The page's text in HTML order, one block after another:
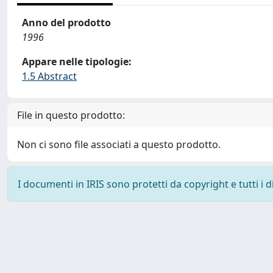
Anno del prodotto
1996
Appare nelle tipologie:
1.5 Abstract
File in questo prodotto:
Non ci sono file associati a questo prodotto.
I documenti in IRIS sono protetti da copyright e tutti i